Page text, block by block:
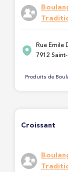
Rue Emile
7912
Produits de
Croissant